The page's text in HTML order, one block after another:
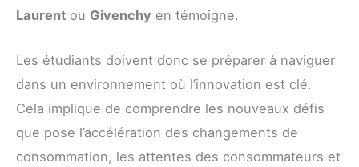
Laurent ou Givenchy en témoigne.
Les étudiants doivent donc se préparer à naviguer
dans un environnement où l’innovation est clé.
Cela implique de comprendre les nouveaux défis
que pose l’accélération des changements de
consommation, les attentes des consommateurs et